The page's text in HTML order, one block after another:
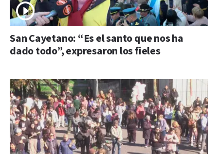
San Cayetano: “Es el santo que nos ha
dado todo”, expresaron los fieles